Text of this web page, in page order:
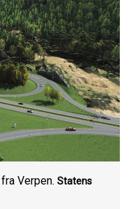
Verpen. Statens